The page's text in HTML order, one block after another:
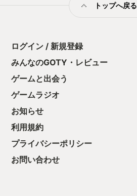
トップへ戻る
ログイン / 新規登録
みんなのGOTY・レビュー
ゲームと出会う
ゲームラジオ
お知らせ
利用規約
プライバシーポリシー
お問い合わせ